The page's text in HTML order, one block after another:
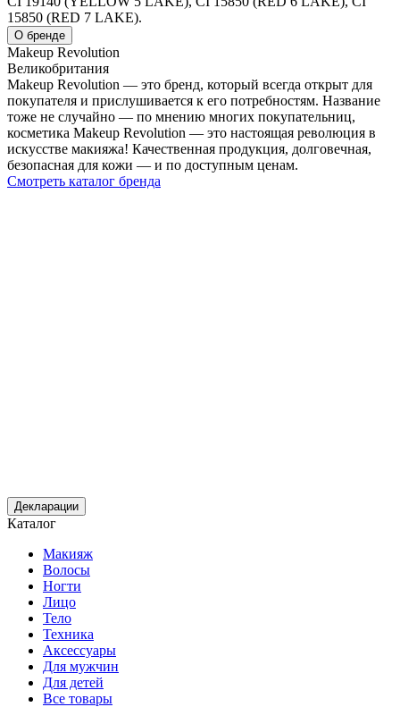
15850 (RED 7 LAKE).
О бренде
Makeup Revolution
Великобритания
Makeup Revolution — это бренд, который всегда открыт для
покупателя и прислушивается к его потребностям. Название
тоже не случайно — по мнению многих покупательниц,
косметика Makeup Revolution — это настоящая революция в
искусстве макияжа! Качественная продукция, долговечная,
безопасная для кожи — и по доступным ценам.
Смотреть каталог бренда
Декларации
Каталог
Макияж
Волосы
Ногти
Лицо
Тело
Техника
Аксессуары
Для мужчин
Для детей
Все товары